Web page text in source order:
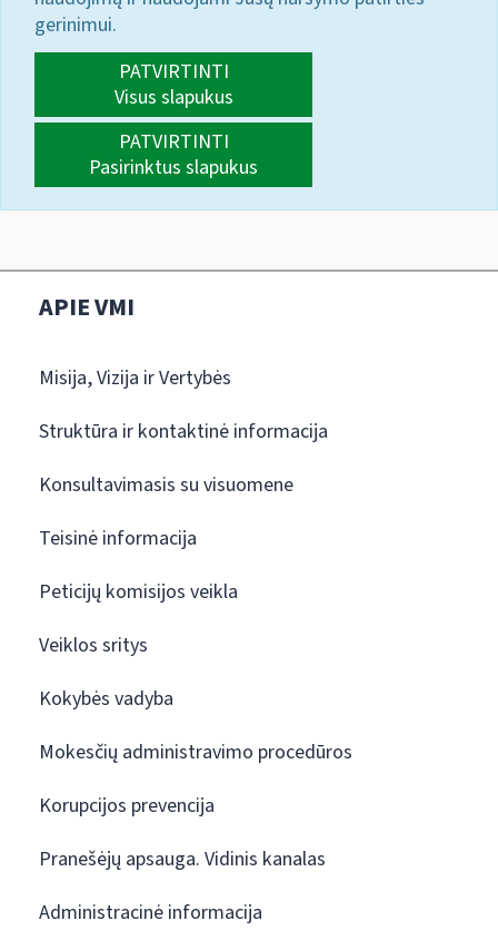
gerinimui.
PATVIRTINTI
Visus slapukus
PATVIRTINTI
Pasirinktus slapukus
APIE VMI
Misija, Vizija ir Vertybės
Struktūra ir kontaktinė informacija
Konsultavimasis su visuomene
Teisinė informacija
Peticijų komisijos veikla
Veiklos sritys
Kokybės vadyba
Mokesčių administravimo procedūros
Korupcijos prevencija
Pranešėjų apsauga. Vidinis kanalas
Administracinė informacija